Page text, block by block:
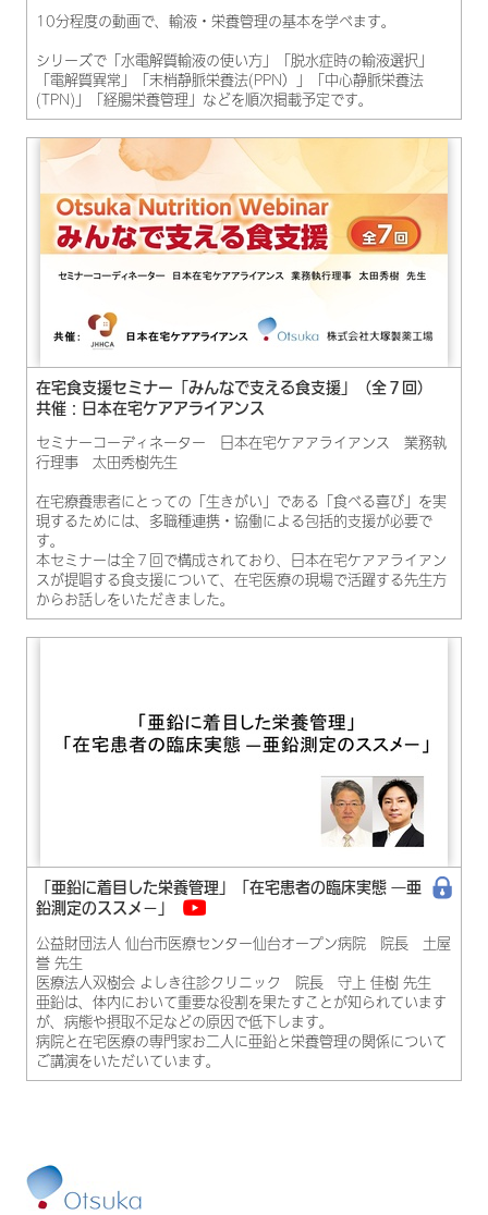
10分程度の動画で、輸液・栄養管理の基本を学べます。
シリーズで「水電解質輸液の使い方」「脱水症時の輸液選択」
「電解質異常」「末梢静脈栄養法(PPN）」「中心静脈栄養法
(TPN)」「経腸栄養管理」などを順次掲載予定です。
在宅食支援セミナー「みんなで支える食支援」（全７回）
共催：日本在宅ケアアライアンス
セミナーコーディネーター 日本在宅ケアアライアンス 業務執
行理事 太田秀樹先生
在宅療養患者にとっての「生きがい」である「食べる喜び」を実
現するためには、多職種連携・協働による包括的支援が必要で
す。
本セミナーは全７回で構成されており、日本在宅ケアアライアン
スが提唱する食支援について、在宅医療の現場で活躍する先生方
からお話しをいただきました。
「亜鉛に着目した栄養管理」「在宅患者の臨床実態 ―亜
鉛測定のススメ－」
公益財団法人 仙台市医療センター仙台オープン病院 院長 土屋
誉 先生
医療法人双樹会 よしき往診クリニック 院長 守上 佳樹 先生
亜鉛は、体内において重要な役割を果たすことが知られています
が、病態や摂取不足などの原因で低下します。
病院と在宅医療の専門家お二人に亜鉛と栄養管理の関係について
ご講演をいただいています。